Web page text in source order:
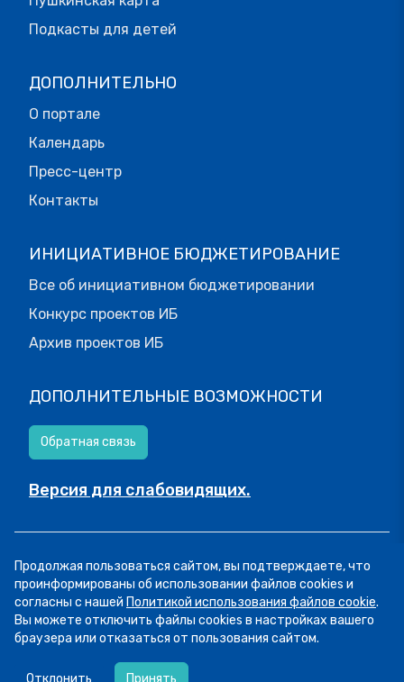
Подкасты для детей
ДОПОЛНИТЕЛЬНО
О портале
Календарь
Пресс-центр
Контакты
ИНИЦИАТИВНОЕ БЮДЖЕТИРОВАНИЕ
Все об инициативном бюджетировании
Конкурс проектов ИБ
Архив проектов ИБ
ДОПОЛНИТЕЛЬНЫЕ ВОЗМОЖНОСТИ
Обратная связь
Версия для слабовидящих.
Все права защищены.Пользовательское соглашение
Продолжая пользоваться сайтом, вы подтверждаете, что
проинформированы об использовании файлов cookies и
согласны с нашей Политикой использования файлов cookie.
Вы можете отключить файлы cookies в настройках вашего
браузера или отказаться от пользования сайтом.
Отклонить Принять